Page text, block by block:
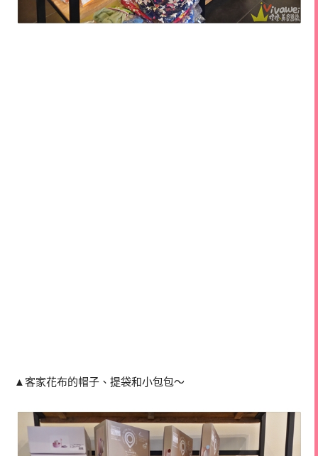
▲客家花布的帽子、提袋和小包包～